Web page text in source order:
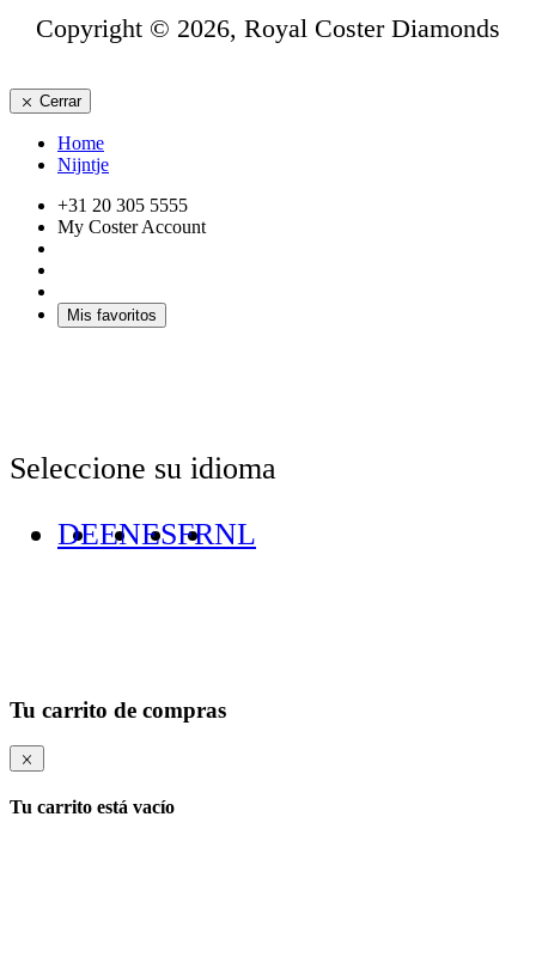
Copyright © 2026, Royal Coster Diamonds
Cerrar
Home
Nijntje
+31 20 305 5555
My Coster Account
Mis favoritos
Seleccione su idioma
DEENESFRNL
Tu carrito de compras
Tu carrito está vacío